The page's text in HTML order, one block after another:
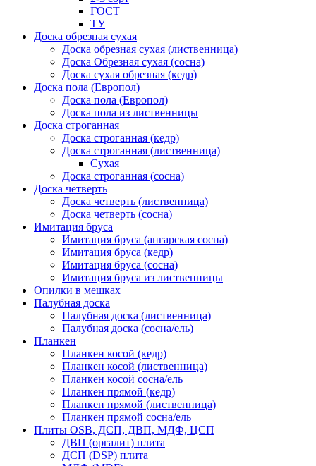
ГОСТ
ТУ
Доска обрезная сухая
Доска обрезная сухая (лиственница)
Доска Обрезная сухая (сосна)
Доска сухая обрезная (кедр)
Доска пола (Европол)
Доска пола (Европол)
Доска пола из лиственницы
Доска строганная
Доска строганная (кедр)
Доска строганная (лиственница)
Сухая
Доска строганная (сосна)
Доска четверть
Доска четверть (лиственница)
Доска четверть (сосна)
Имитация бруса
Имитация бруса (ангарская сосна)
Имитация бруса (кедр)
Имитация бруса (сосна)
Имитация бруса из лиственницы
Опилки в мешках
Палубная доска
Палубная доска (лиственница)
Палубная доска (сосна/ель)
Планкен
Планкен косой (кедр)
Планкен косой (лиственница)
Планкен косой сосна/ель
Планкен прямой (кедр)
Планкен прямой (лиственница)
Планкен прямой сосна/ель
Плиты OSB, ДСП, ДВП, МДФ, ЦСП
ДВП (оргалит) плита
ДСП (DSP) плита